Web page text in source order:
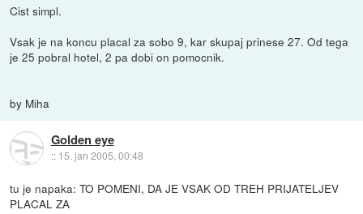
Cist simpl.
Vsak je na koncu placal za sobo 9, kar skupaj prinese 27. Od tega
je 25 pobral hotel, 2 pa dobi on pomocnik.
by Miha
Golden eye
:: 15. jan 2005, 00:48
tu je napaka: TO POMENI, DA JE VSAK OD TREH PRIJATELJEV
PLACAL ZA